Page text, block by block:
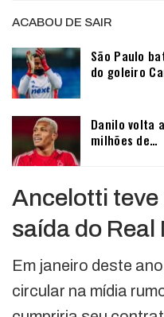
ACABOU DE SAIR
São Paulo
do goleiro
Danilo volta
milhões de…
Ancelotti teve
saída do Real
Em janeiro deste
circular na mídia